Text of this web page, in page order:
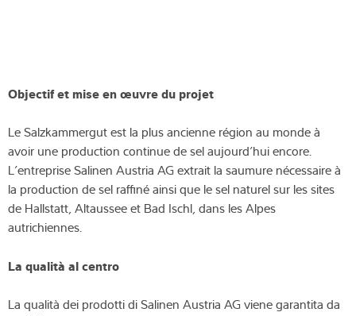
Objectif et mise en œuvre du projet
Le Salzkammergut est la plus ancienne région au monde à
avoir une production continue de sel aujourd’hui encore.
L’entreprise Salinen Austria AG extrait la saumure nécessaire à
la production de sel raffiné ainsi que le sel naturel sur les sites
de Hallstatt, Altaussee et Bad Ischl, dans les Alpes
autrichiennes.
La qualità al centro
La qualità dei prodotti di Salinen Austria AG viene garantita da